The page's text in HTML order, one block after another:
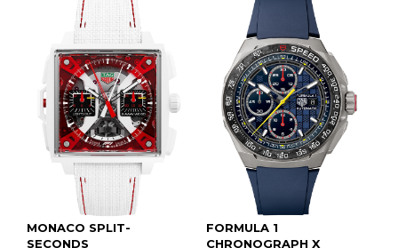
MONACO SPLIT-
SECONDS
FORMULA 1
CHRONOGRAPH X